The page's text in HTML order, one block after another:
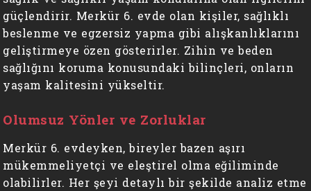
güçlendirir. Merkür 6. evde olan kişiler, sağlıklı
beslenme ve egzersiz yapma gibi alışkanlıklarını
geliştirmeye özen gösterirler. Zihin ve beden
sağlığını koruma konusundaki bilinçleri, onların
yaşam kalitesini yükseltir.
Olumsuz Yönler ve Zorluklar
Merkür 6. evdeyken, bireyler bazen aşırı
mükemmeliyetçi ve eleştirel olma eğiliminde
olabilirler. Her şeyi detaylı bir şekilde analiz etme